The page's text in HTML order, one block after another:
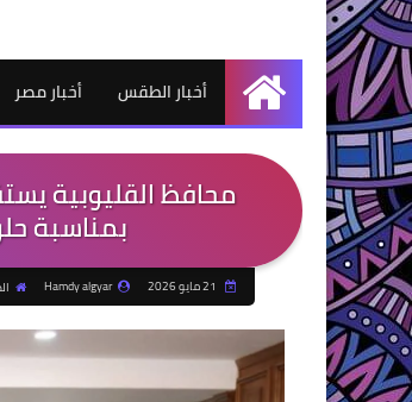
الرئيسية
أخبار الطقس أخبار مصر
محافظ القليوبية
بمناسبة
Hamdy algyar